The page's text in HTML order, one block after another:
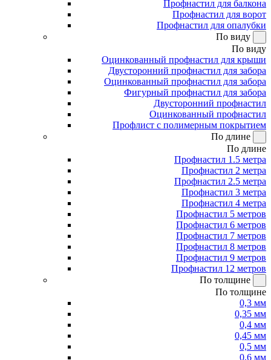
Профнастил для балкона
Профнастил для ворот
Профнастил для опалубки
По виду
По виду
Оцинкованный профнастил для крыши
Двусторонний профнастил для забора
Оцинкованный профнастил для забора
Фигурный профнастил для забора
Двусторонний профнастил
Оцинкованный профнастил
Профлист с полимерным покрытием
По длине
По длине
Профнастил 1.5 метра
Профнастил 2 метра
Профнастил 2.5 метра
Профнастил 3 метра
Профнастил 4 метра
Профнастил 5 метров
Профнастил 6 метров
Профнастил 7 метров
Профнастил 8 метров
Профнастил 9 метров
Профнастил 12 метров
По толщине
По толщине
0,3 мм
0,35 мм
0,4 мм
0,45 мм
0,5 мм
0,6 мм